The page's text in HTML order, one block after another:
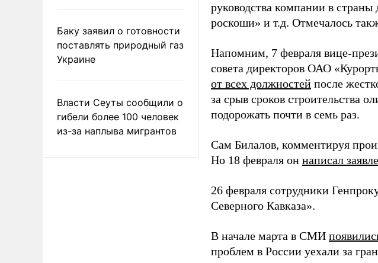
Баку заявил о готовности
поставлять природный газ
Украине
Власти Сеуты сообщили о
гибели более 100 человек
из-за наплыва мигрантов
руководства компании в страны
роскоши» и т.д. Отмечалось
Напомним, 7 февраля вице-
совета директоров ОАО
от всех должностей после
за срыв сроков строительства
подорожать почти в семь раз.
Сам Билалов, комментируя
Но 18 февраля он написал
26 февраля сотрудники
Северного Кавказа».
В начале марта в СМИ
проблем в России уехали за